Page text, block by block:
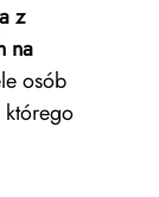
z
na
osób
którego